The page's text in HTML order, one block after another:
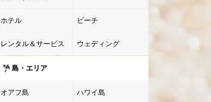
ホテル ビーチ
レンタル＆サービス ウェディング
島・エリア
オアフ島 ハワイ島